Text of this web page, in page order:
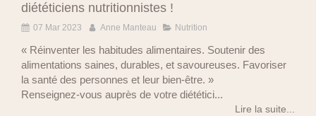
diététiciens nutritionnistes !
07 Mar 2023 Anne Manteau Nutrition
« Réinventer les habitudes alimentaires. Soutenir des
alimentations saines, durables, et savoureuses. Favoriser
la santé des personnes et leur bien-être. »
Renseignez-vous auprès de votre diététici...
Lire la suite...